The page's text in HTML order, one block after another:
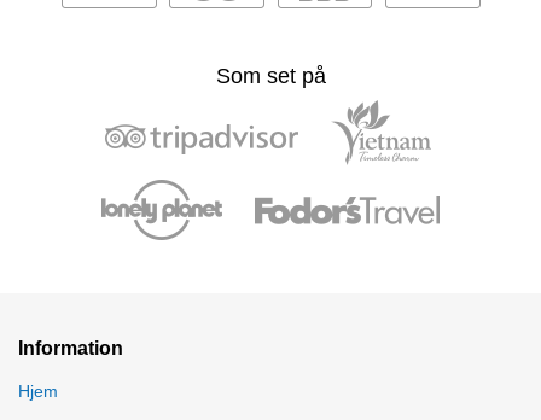
Som set på
Information
Hjem